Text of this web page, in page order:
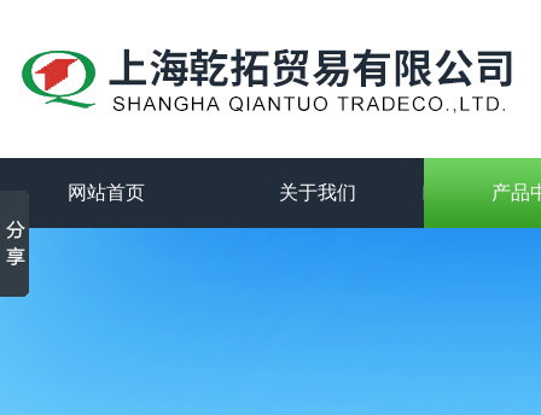
网站首页 关于我们 产品